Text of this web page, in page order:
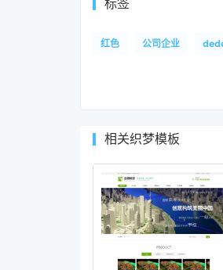
标签
红色 公司企业
相关织梦模板